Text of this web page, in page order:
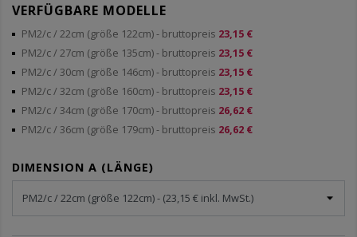
VERFÜGBARE MODELLE
PM2/c / 22cm (größe 122cm)- bruttopreis 23,15 €
PM2/c / 27cm (größe 135cm)- bruttopreis 23,15 €
PM2/c / 30cm (größe 146cm)- bruttopreis 23,15 €
PM2/c / 32cm (größe 160cm)- bruttopreis 23,15 €
PM2/c / 34cm (größe 170cm)- bruttopreis 26,62 €
PM2/c / 36cm (größe 179cm)- bruttopreis 26,62 €
DIMENSION A (LÄNGE)